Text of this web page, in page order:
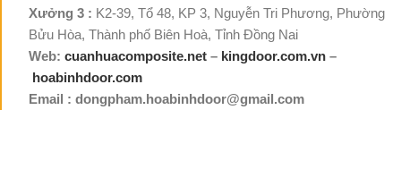
Xưởng 3 : K2-39, Tổ 48, KP 3, Nguyễn Tri Phương, Phường
Bửu Hòa, Thành phố Biên Hoà, Tỉnh Đồng Nai
Web: cuanhuacomposite.net – kingdoor.com.vn –
hoabinhdoor.com
Email : dongpham.hoabinhdoor@gmail.com